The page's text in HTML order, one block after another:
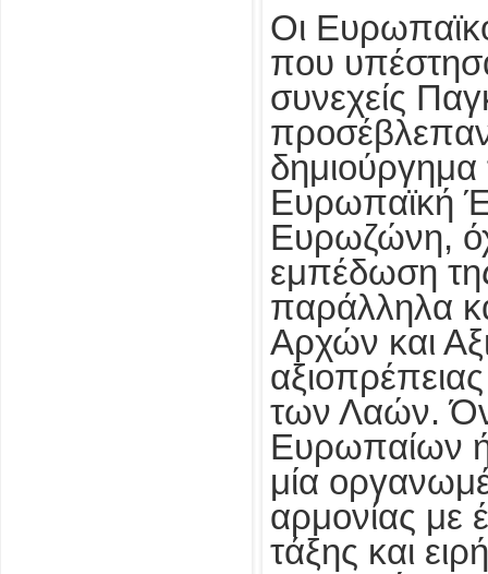
Οι
που
συνεχείς
προσέβλεπαν
Ευρωπαϊκή
Ευρωζώνη,
εμπέδωση
παράλληλα
Αρχών και
των Λαών.
Ευρωπαίων
μία
αρμονίας με
τάξης και